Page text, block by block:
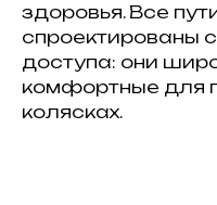
здоровья. Все
спроектированы
доступа: они
комфортные для
колясках.